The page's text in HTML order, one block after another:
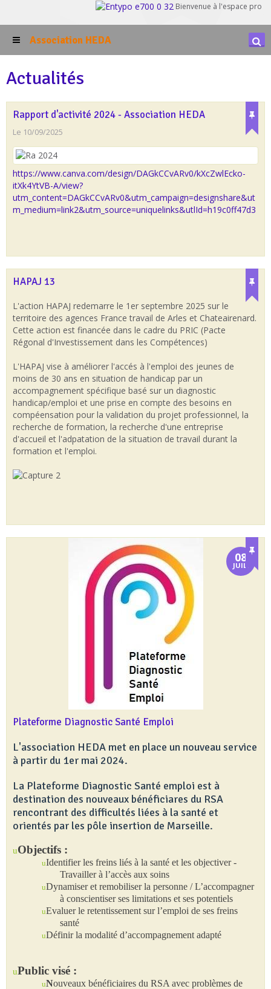
Bienvenue à l'espace pro
Association HEDA
Actualités
Rapport d'activité 2024 - Association HEDA
Le 10/09/2025
https://www.canva.com/design/DAGkCCvARv0/kXcZwlEcko-
itXk4YtVB-A/view?
utm_content=DAGkCCvARv0&utm_campaign=designshare&ut
m_medium=link2&utm_source=uniquelinks&utlId=h19c0ff47d3
SEPT.
HAPAJ 13
L'action HAPAJ redemarre le 1er septembre 2025 sur le
territoire des agences France travail de Arles et Chateairenard.
Cette action est financée dans le cadre du PRIC (Pacte
Régonal d'Investissement dans les Compétences)
L'HAPAJ vise à améliorer l'accés à l'emploi des jeunes de
moins de 30 ans en situation de handicap par un
accompagnement spécifique basé sur un diagnostic
handicap/emploi et une prise en compte des besoins en
compéensation pour la validation du projet professionnel, la
recherche de formation, la recherche d'une entreprise
d'accueil et l'adpatation de la situation de travail durant la
formation et l'emploi.
08
JUIL.
Plateforme Diagnostic Santé Emploi
L'association HEDA met en place un nouveau service
à partir du 1er mai 2024.
La Plateforme Diagnostic Santé emploi est à
destination des nouveaux bénéficiares du RSA
rencontrant des difficultés liées à la santé et
orientés par les pôle insertion de Marseille.
uObjectifs :
uIdentifier les freins liés à la santé et les objectiver -
Travailler à l’accès aux soins
uDynamiser et remobiliser la personne / L’accompagner
à conscientiser ses limitations et ses potentiels
uEvaluer le retentissement sur l’emploi de ses freins
santé
uDéfinir la modalité d’accompagnement adapté
uPublic visé :
uNouveaux bénéficiaires du RSA avec problèmes de